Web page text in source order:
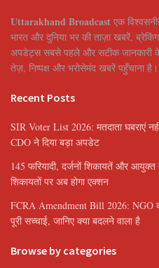
Uttarakhand Broadcast एक
भारत और दुनिया भर की ताज़ा खबरें,
अपडेट्स सबसे पहले और सटीक जानकारी के
तेज़, निष्पक्ष और भरोसेमंद खबरें पहुँचाना है।
Recent Posts
SIR Voter List 2026: मतदाता घबराएं
CDO ने दिया बड़ा अपडेट
145 फरियादी, दर्जनों शिकायतें और
शिकायतों पर अब होगा एक्शन
FCRA Amendment Bill 2026: NGO
पूरी सच्चाई, जानिए क्या बदलने वाला है
Browse by categories